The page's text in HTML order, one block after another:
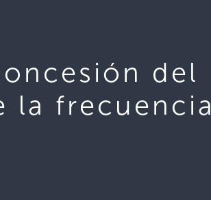
del
la frecuencia